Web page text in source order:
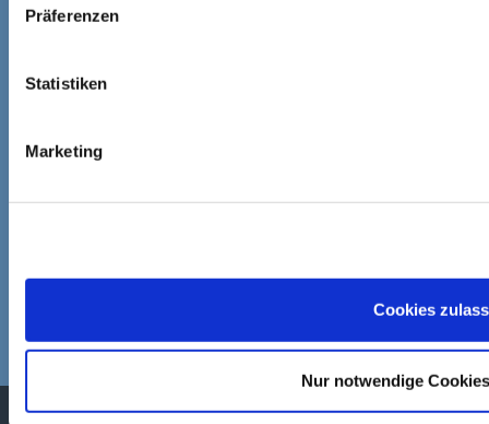
Präferenzen
Statistiken
Marketing
Cookies
Nur notwendige
15:00 - 18:00 Uhr
(seit 01.01.2020)
09:00 – 13:00 Uhr
Links:
IT-Notfall melden